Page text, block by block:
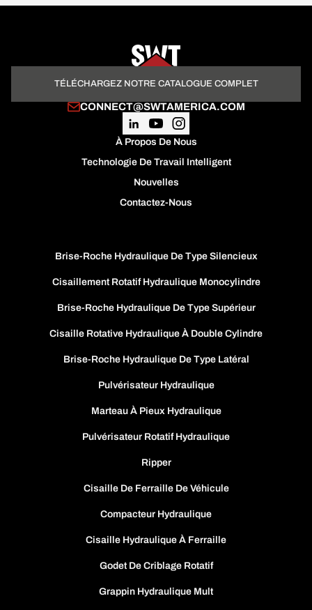
TÉLÉCHARGEZ NOTRE CATALOGUE COMPLET
CONNECT@SWTAMERICA.COM
À Propos De Nous
Technologie De Travail Intelligent
Nouvelles
Contactez-Nous
Brise-Roche Hydraulique De Type Silencieux
Cisaillement Rotatif Hydraulique Monocylindre
Brise-Roche Hydraulique De Type Supérieur
Cisaille Rotative Hydraulique À Double Cylindre
Brise-Roche Hydraulique De Type Latéral
Pulvérisateur Hydraulique
Marteau À Pieux Hydraulique
Pulvérisateur Rotatif Hydraulique
Ripper
Cisaille De Ferraille De Véhicule
Compacteur Hydraulique
Cisaille Hydraulique À Ferraille
Godet De Criblage Rotatif
Grappin Hydraulique Mult